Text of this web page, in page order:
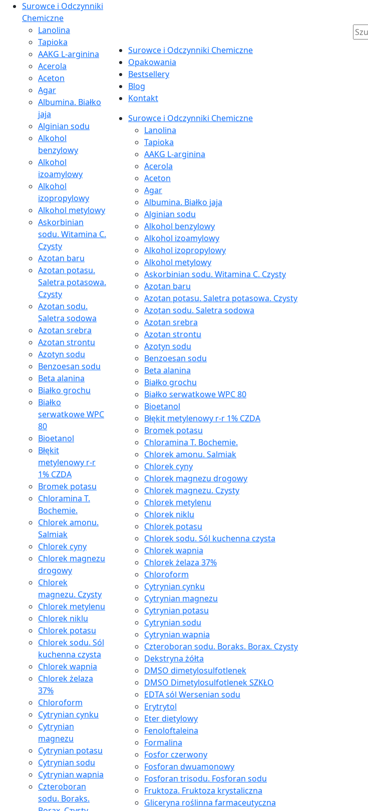
Surowce i Odczynniki
Chemiczne
Lanolina
Tapioka
AAKG L-arginina
Acerola
Aceton
Agar
Albumina. Białko
jaja
Alginian sodu
Alkohol
benzylowy
Alkohol
izoamylowy
Alkohol
izopropylowy
Alkohol metylowy
Askorbinian
sodu. Witamina C.
Czysty
Azotan baru
Azotan potasu.
Saletra potasowa.
Czysty
Azotan sodu.
Saletra sodowa
Azotan srebra
Azotan strontu
Azotyn sodu
Benzoesan sodu
Beta alanina
Białko grochu
Białko
serwatkowe WPC
80
Bioetanol
Błękit
metylenowy r-r
1% CZDA
Bromek potasu
Chloramina T.
Bochemie.
Chlorek amonu.
Salmiak
Chlorek cyny
Chlorek magnezu
drogowy
Chlorek
magnezu. Czysty
Chlorek metylenu
Chlorek niklu
Chlorek potasu
Chlorek sodu. Sól
kuchenna czysta
Chlorek wapnia
Chlorek żelaza
37%
Chloroform
Cytrynian cynku
Cytrynian
magnezu
Cytrynian potasu
Cytrynian sodu
Cytrynian wapnia
Czteroboran
sodu. Boraks.
Surowce i Odczynniki Chemiczne
Opakowania
Bestsellery
Blog
Kontakt
Surowce i Odczynniki Chemiczne
Lanolina
Tapioka
AAKG L-arginina
Acerola
Aceton
Agar
Albumina. Białko jaja
Alginian sodu
Alkohol benzylowy
Alkohol izoamylowy
Alkohol izopropylowy
Alkohol metylowy
Askorbinian sodu. Witamina C. Czysty
Azotan baru
Azotan potasu. Saletra potasowa. Czysty
Azotan sodu. Saletra sodowa
Azotan srebra
Azotan strontu
Azotyn sodu
Benzoesan sodu
Beta alanina
Białko grochu
Białko serwatkowe WPC 80
Bioetanol
Błękit metylenowy r-r 1% CZDA
Bromek potasu
Chloramina T. Bochemie.
Chlorek amonu. Salmiak
Chlorek cyny
Chlorek magnezu drogowy
Chlorek magnezu. Czysty
Chlorek metylenu
Chlorek niklu
Chlorek potasu
Chlorek sodu. Sól kuchenna czysta
Chlorek wapnia
Chlorek żelaza 37%
Chloroform
Cytrynian cynku
Cytrynian magnezu
Cytrynian potasu
Cytrynian sodu
Cytrynian wapnia
Czteroboran sodu. Boraks. Borax. Czysty
Dekstryna żółta
DMSO dimetylosulfotlenek
DMSO Dimetylosulfotlenek SZKŁO
EDTA sól Wersenian sodu
Erytrytol
Eter dietylowy
Fenoloftaleina
Formalina
Fosfor czerwony
Fosforan dwuamonowy
Fosforan trisodu. Fosforan sodu
Fruktoza. Fruktoza krystaliczna
Gliceryna roślinna farmaceutyczna